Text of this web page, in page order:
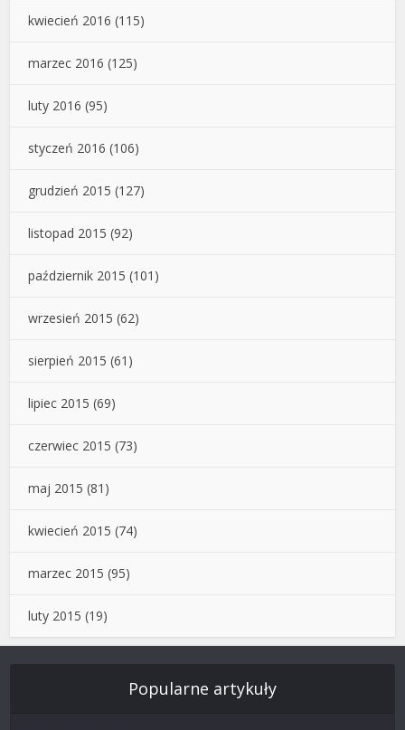
kwiecień 2016 (115)
marzec 2016 (125)
luty 2016 (95)
styczeń 2016 (106)
grudzień 2015 (127)
listopad 2015 (92)
październik 2015 (101)
wrzesień 2015 (62)
sierpień 2015 (61)
lipiec 2015 (69)
czerwiec 2015 (73)
maj 2015 (81)
kwiecień 2015 (74)
marzec 2015 (95)
luty 2015 (19)
Popularne artykuły